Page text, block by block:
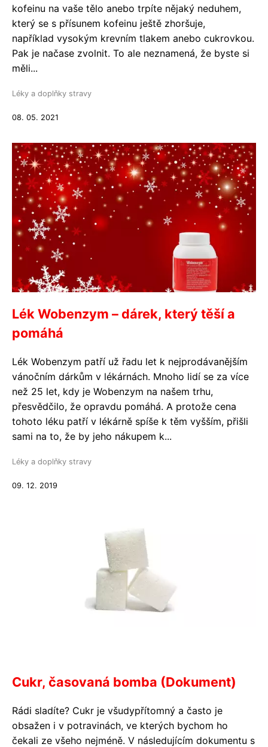
kofeinu na vaše tělo anebo trpíte nějaký neduhem,
který se s přísunem kofeinu ještě zhoršuje,
například vysokým krevním tlakem anebo cukrovkou.
Pak je načase zvolnit. To ale neznamená, že byste si
měli...
Léky a doplňky stravy
08. 05. 2021
Lék Wobenzym – dárek, který těší a
pomáhá
Lék Wobenzym patří už řadu let k nejprodávanějším
vánočním dárkům v lékárnách. Mnoho lidí se za více
než 25 let, kdy je Wobenzym na našem trhu,
přesvědčilo, že opravdu pomáhá. A protože cena
tohoto léku patří v lékárně spíše k těm vyšším, přišli
sami na to, že by jeho nákupem k...
Léky a doplňky stravy
09. 12. 2019
Cukr, časovaná bomba (Dokument)
Rádi sladíte? Cukr je všudypřítomný a často je
obsažen i v potravinách, ve kterých bychom ho
čekali ze všeho nejméně. V následujícím dokumentu s